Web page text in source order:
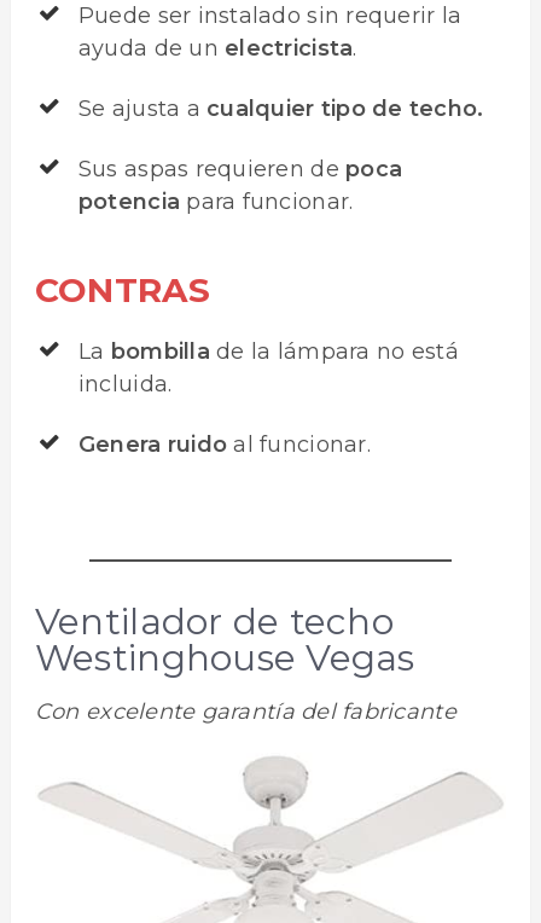
Puede ser instalado sin requerir la
ayuda de un electricista.
Se ajusta a cualquier tipo de techo.
Sus aspas requieren de poca
potencia para funcionar.
CONTRAS
La bombillade la lámpara no está
incluida.
Genera ruido al funcionar.
Ventilador de techo
Westinghouse Vegas
Con excelente garantía del fabricante